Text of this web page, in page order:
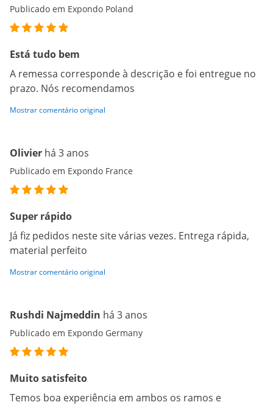
Publicado em Expondo Poland
Está tudo bem
A remessa corresponde à descrição e foi entregue no
prazo. Nós recomendamos
Mostrar comentário original
Olivier há 3 anos
Publicado em Expondo France
Super rápido
Já fiz pedidos neste site várias vezes. Entrega rápida,
material perfeito
Mostrar comentário original
Rushdi Najmeddin há 3 anos
Publicado em Expondo Germany
Muito satisfeito
Temos boa experiência em ambos os ramos e